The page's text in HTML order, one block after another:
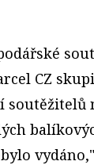
CZ
soutěžitelů